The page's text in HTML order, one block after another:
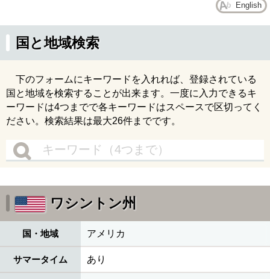
English
国と地域検索
下のフォームにキーワードを入れれば、登録されている
国と地域を検索することが出来ます。一度に入力できるキ
ーワードは4つまでで各キーワードはスペースで区切ってく
ださい。検索結果は最大26件までです。
ワシントン州
国・地域 アメリカ
サマータイム あり